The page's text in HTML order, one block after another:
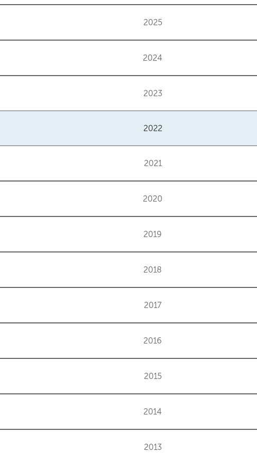
2025
2024
2023
2022
2021
2020
2019
2018
2017
2016
2015
2014
2013